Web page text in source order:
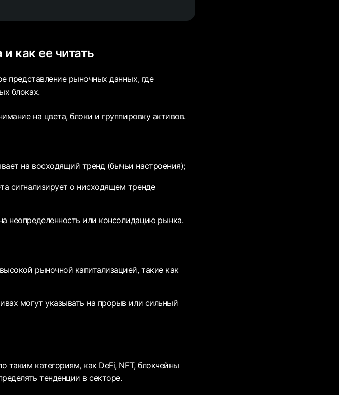
как ее читать
представление рыночных данных, где
блоках.
на цвета, блоки и группировку активов.
на восходящий тренд (бычьи настроения);
сигнализирует о нисходящем тренде
неопределенность или консолидацию рынка.
рыночной капитализацией, такие как
могут указывать на прорыв или сильный
категориям, как DeFi, NFT, блокчейны
тенденции в секторе.